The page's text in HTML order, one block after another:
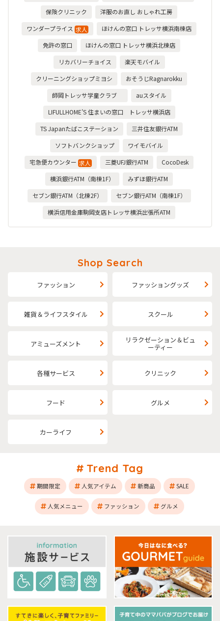
保険クリニック
洋服のお直し おしゃれ工房
ワンダープライス 求人
ほけんの窓口 トレッサ横浜南棟店
免許の窓口
ほけんの窓口 トレッサ横浜北棟店
リカバリーチョイス
楽天モバイル
クリーニングショップミヨシ
おそうじRagnarokku
師岡トレッサ学童クラブ
auスタイル
LIFULLHOME’S 住まいの窓口 トレッサ横浜店
TS Japanたばこステーション
三井住友銀行ATM
ソフトバンクショップ
ワイモバイル
宅急便カウンター 求人 三菱UFJ銀行ATM
CocoDesk
横浜銀行ATM（南棟1F）
みずほ銀行ATM
セブン銀行ATM（北棟2F）
セブン銀行ATM（南棟1F）
横浜信用金庫駒岡支店トレッサ横浜出張所ATM
Shop Search
ファッション ファッショングッズ
雑貨＆ライフスタイル スクール
アミューズメント リラクゼーション＆ビュ
ーティー
各種サービス クリニック
フード グルメ
カーライフ
Trend Tag
期間限定 人気アイテム 新商品 SALE
人気メニュー ファッション グルメ